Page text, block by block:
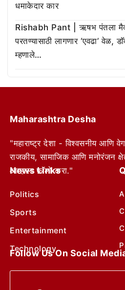
धमाकेदार कार
Rishabh Pant | ऋषभ पंतला
परतण्यासाठी लागणार ‘एवढा’ वेळ,
म्हणाले…
Maharashtra Desha
"महाराष्ट्र देशा - विश्वसनीय आणि
राजकीय, सामाजिक आणि मनोरंजन
आम्हाला फॉलो करा."
News Links
Politics
Sports
Entertainment
Technology
Follow Us On Social